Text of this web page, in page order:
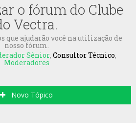
o fórum do Clube
Vectra.
que ajudarão você na utilização de
nosso fórum.
Sênior, Consultor Técnico,
Moderadores
Novo Tópico